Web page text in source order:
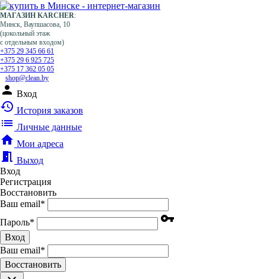
МАГАЗИН KARCHER:
Минск, Ваупшасова, 10
(цокольный этаж
с отдельным входом)
+375 29 345 66 61
+375 29 6 925 725
+375 17 362 05 05
shop@clean.by
person Вход
history История заказов
list Личные данные
home Мои адреса
meeting_room Выход
Вход
Регистрация
Восстановить
Ваш email*
Пароль* vpn_key
Вход
Ваш email*
Воcстановить